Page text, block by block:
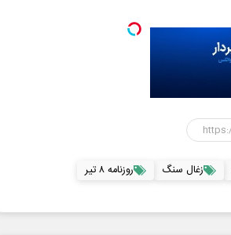
زغال سنگ
روزنامه ۸ تیر